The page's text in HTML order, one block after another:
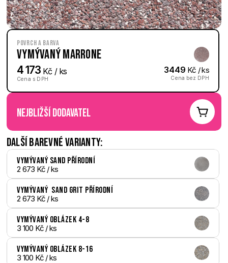
Povrch a barva
Vymývaný Marrone
4 173 Kč / ks
Cena s DPH
3449 Kč / ks
Cena bez DPH
nejbližší dodavatel
Další barevné varianty:
Vymývaný Sand přírodní
2 673 Kč / ks
Vymývaný  Sand Grit přírodní
2 673 Kč / ks
Vymývaný Oblázek 4-8
3 100 Kč / ks
Vymývaný Oblázek 8-16
3 100 Kč / ks